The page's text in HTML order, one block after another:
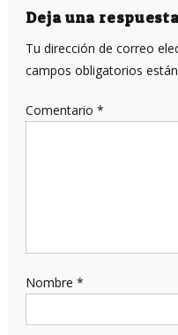
entradas
Deja una
Tu dirección de correo
campos obligatorios
Comentario *
Nombre *